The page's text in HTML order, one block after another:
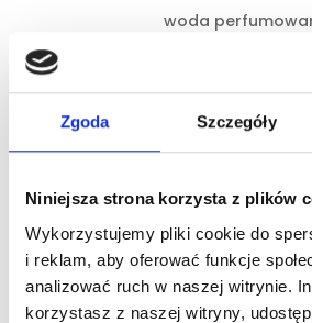
Zgoda Szczegóły
Niniejsza strona korzysta z plików
Wykorzystujemy pliki cookie do
i reklam, aby oferować funkcje
analizować ruch w naszej witrynie.
korzystasz z naszej witryny,
woda
Zaloguj się
Dlaczego warto?
Oryginalny produkt z
dystrybucji